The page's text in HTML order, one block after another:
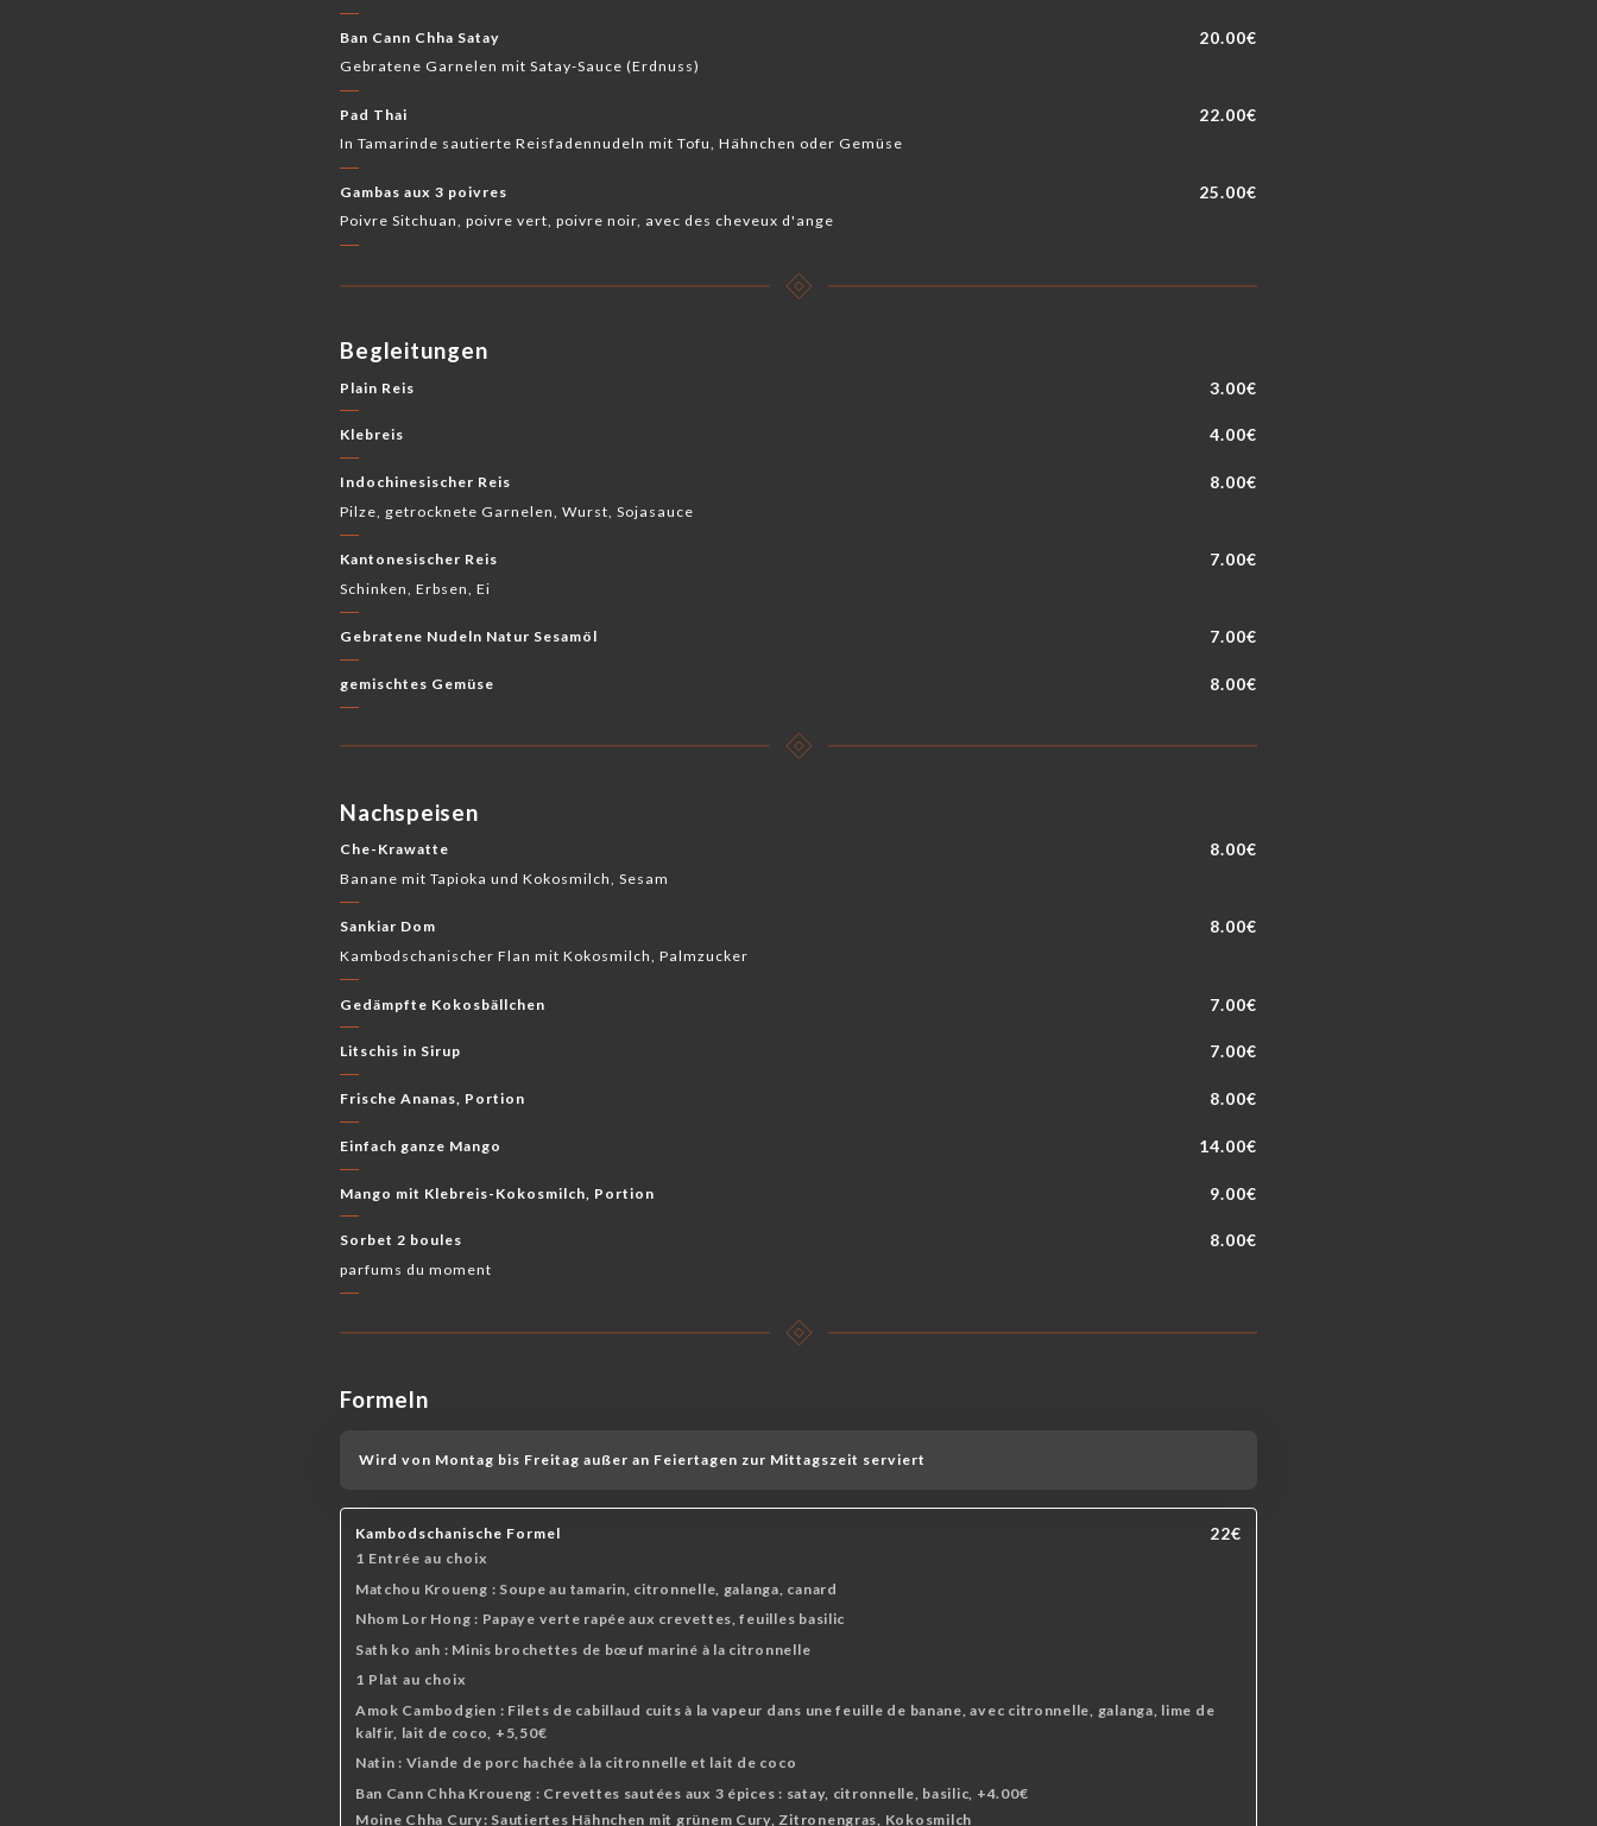
Ban Cann Chha Satay 20.00€
Gebratene Garnelen mit Satay-Sauce (Erdnuss)
Pad Thai 22.00€
In Tamarinde sautierte Reisfadennudeln mit Tofu, Hähnchen oder Gemüse
Gambas aux 3 poivres 25.00€
Poivre Sitchuan, poivre vert, poivre noir, avec des cheveux d'ange
Begleitungen
Plain Reis 3.00€
Klebreis 4.00€
Indochinesischer Reis 8.00€
Pilze, getrocknete Garnelen, Wurst, Sojasauce
Kantonesischer Reis 7.00€
Schinken, Erbsen, Ei
Gebratene Nudeln Natur Sesamöl 7.00€
gemischtes Gemüse 8.00€
Nachspeisen
Che-Krawatte 8.00€
Banane mit Tapioka und Kokosmilch, Sesam
Sankiar Dom 8.00€
Kambodschanischer Flan mit Kokosmilch, Palmzucker
Gedämpfte Kokosbällchen 7.00€
Litschis in Sirup 7.00€
Frische Ananas, Portion 8.00€
Einfach ganze Mango 14.00€
Mango mit Klebreis-Kokosmilch, Portion 9.00€
Sorbet 2 boules 8.00€
parfums du moment
Formeln
Wird von Montag bis Freitag außer an Feiertagen zur Mittagszeit serviert
Kambodschanische Formel 22€
1 Entrée au choix
Matchou Kroueng : Soupe au tamarin, citronnelle, galanga, canard
Nhom Lor Hong : Papaye verte rapée aux crevettes, feuilles basilic
Sath ko anh : Minis brochettes de bœuf mariné à la citronnelle
1 Plat au choix
Amok Cambodgien : Filets de cabillaud cuits à la vapeur dans une feuille de banane, avec citronnelle, galanga, lime de
kalfir, lait de coco, +5,50€
Natin : Viande de porc hachée à la citronnelle et lait de coco
Ban Cann Chha Kroueng : Crevettes sautées aux 3 épices : satay, citronnelle, basilic, +4.00€
Moine Chha Cury: Sautiertes Hähnchen mit grünem Cury, Zitronengras, Kokosmilch